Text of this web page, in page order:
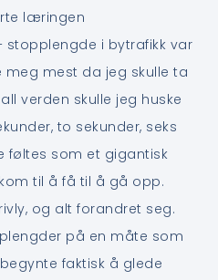
læringen
i bytrafikk var
mest da jeg skulle ta
verden skulle jeg huske
to sekunder, seks
føltes som et gigantisk
til å få til å gå opp.
og alt forandret seg.
på en måte som
faktisk å glede